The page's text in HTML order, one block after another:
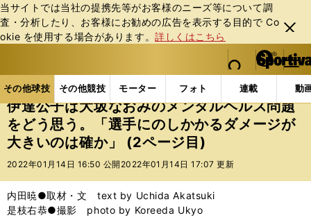
当サイトでは当社の提携先等がお客様のニーズ等について調
査・分析したり、お客様にお勧めの広告を表⽰する⽬的で Co
okie を使⽤する場合があります。詳しくはこちら
閉じ
る
web Sportiva (webスポルティーバ)
検索
マイペ
ー
ジ
メニュ
その他球技 その他競技 モーター フォト 連載 動
ス
ポ
ル
テ
ー
バ
その他球技の記事一覧 テニス 伊達公子は大坂なお
伊達公子は大坂なおみのメンタルヘルス問題
をどう思う。「選手にのしかかるダメージが
大きいのは確か」 (2ページ目)
2022年01月14日 16:50 公開 2022年01月14日 17:07 更新
内田暁●取材・文 text by Uchida Akatsuki
是枝右恭●撮影 photo by Koreeda Ukyo